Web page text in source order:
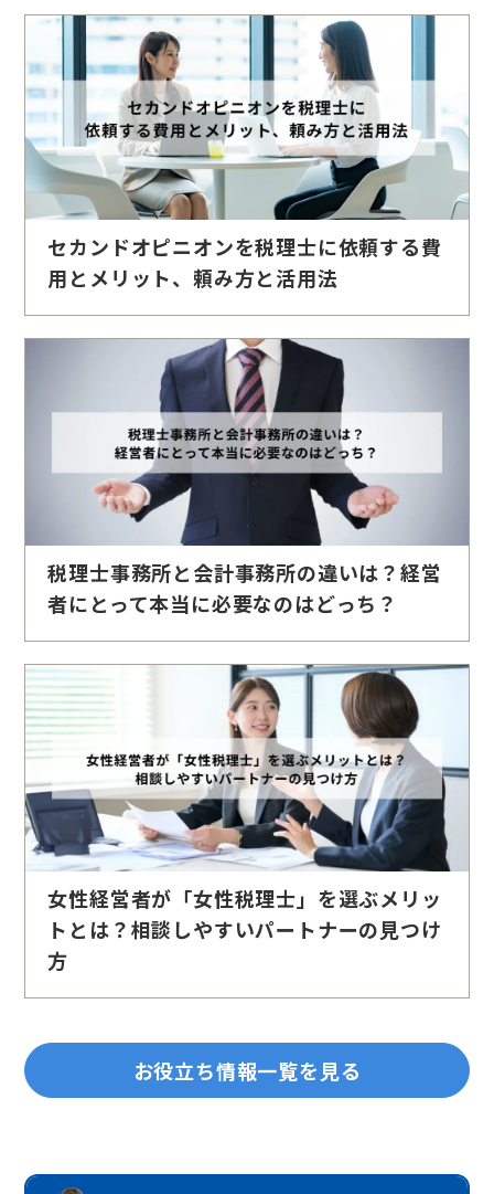
セカンドオピニオンを税理士に依頼する費
用とメリット、頼み方と活用法
税理士事務所と会計事務所の違いは？経営
者にとって本当に必要なのはどっち？
女性経営者が「女性税理士」を選ぶメリッ
トとは？相談しやすいパートナーの見つけ
方
お役立ち情報一覧を見る